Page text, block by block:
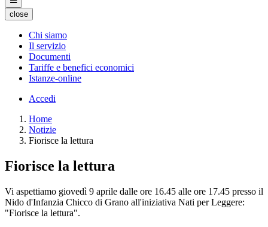
close
Chi siamo
Il servizio
Documenti
Tariffe e benefici economici
Istanze-online
Accedi
Home
Notizie
Fiorisce la lettura
Fiorisce la lettura
Vi aspettiamo giovedì 9 aprile dalle ore 16.45 alle ore 17.45 presso il
Nido d'Infanzia Chicco di Grano all'iniziativa Nati per Leggere:
"Fiorisce la lettura".